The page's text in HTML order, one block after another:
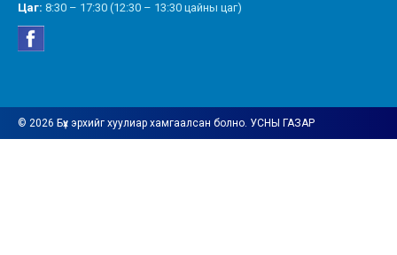
Цаг: 8:30 – 17:30 (12:30 – 13:30 цайны цаг)
© 2026 Бүх эрхийг хуулиар хамгаалсан болно. УСНЫ ГАЗАР